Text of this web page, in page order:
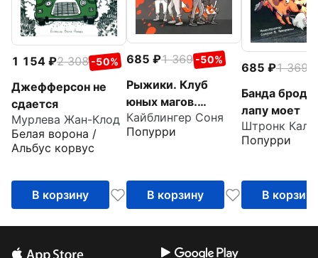
1 154 2 308 -50%
Джефферсон не
сдается
Мурлева Жан-Клод
Белая ворона /
Альбус корвус
В корзину
685 1 369 -50%
Рыжики. Клуб
юных магов.
Красный уровень
опасности
Кайблингер Соня
Попурри
В корзину
685 1 369
Банда
лапу моет
Штронк
Попурри
В корзину